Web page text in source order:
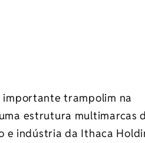
importante trampolim na
estrutura multimarcas
e indústria da Ithaca